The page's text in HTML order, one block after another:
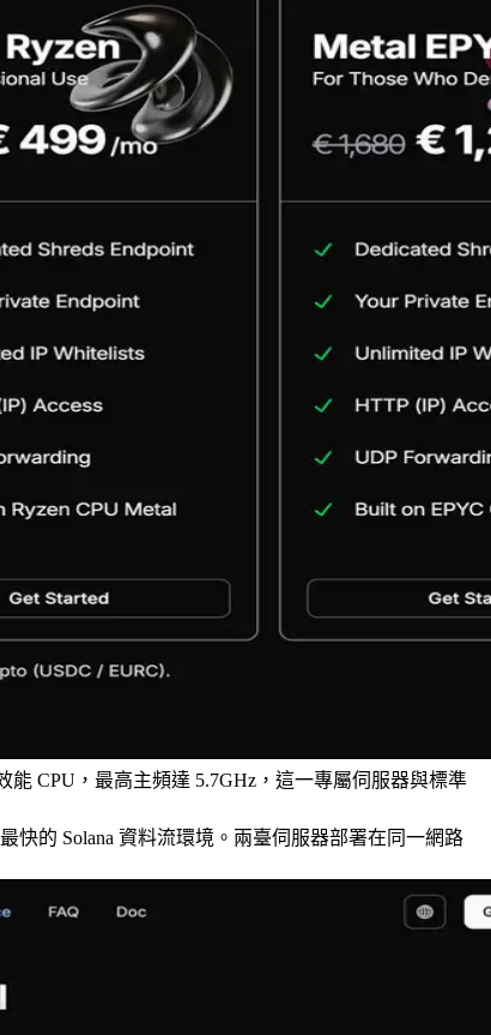
能 CPU，最高主頻達 5.7GHz，這一專屬伺服器與標準
快的 Solana 資料流環境。兩臺伺服器部署在同一網路